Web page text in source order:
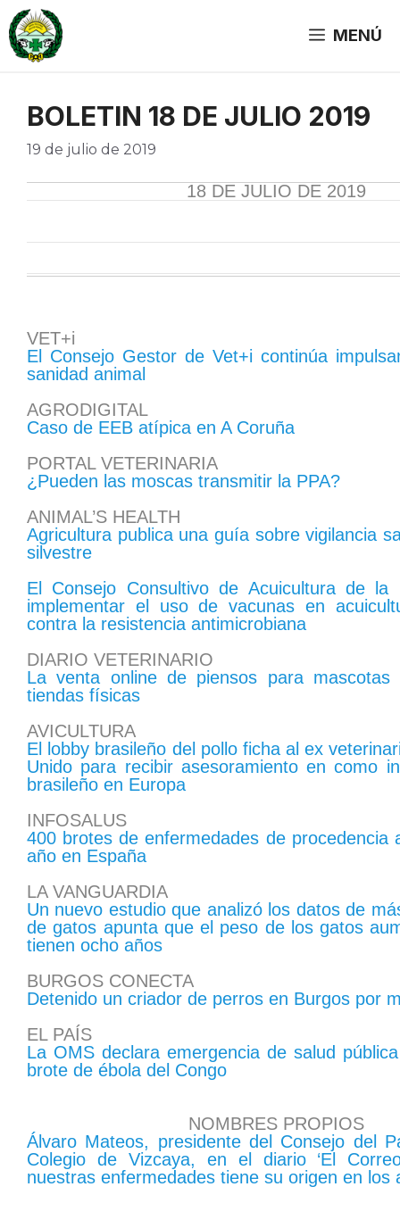
Saltar
al
contenido
MENÚ
BOLETIN 18 DE JULIO 2019
19 de julio de 2019
18 DE JULIO DE 2019
VET+i
El Consejo Gestor de Vet+i continúa
sanidad animal
AGRODIGITAL
Caso de EEB atípica en A Coruña
PORTAL VETERINARIA
¿Pueden las moscas transmitir la PPA?
ANIMAL’S HEALTH
Agricultura publica una guía sobre vigilancia
silvestre
El Consejo Consultivo de Acuicultura de la
implementar el uso de vacunas en
contra la resistencia antimicrobiana
DIARIO VETERINARIO
La venta online de piensos para mascotas
tiendas físicas
AVICULTURA
El lobby brasileño del pollo ficha al ex
Unido para recibir asesoramiento en como
brasileño en Europa
INFOSALUS
400 brotes de enfermedades de procedencia
año en España
LA VANGUARDIA
Un nuevo estudio que analizó los datos de
de gatos apunta que el peso de los gatos
tienen ocho años
BURGOS CONECTA
Detenido un criador de perros en Burgos por
EL PAÍS
La OMS declara emergencia de salud
brote de ébola del Congo
NOMBRES PROPIOS
Álvaro Mateos, presidente del Consejo del
Colegio de Vizcaya, en el diario ‘El
nuestras enfermedades tiene su origen en los